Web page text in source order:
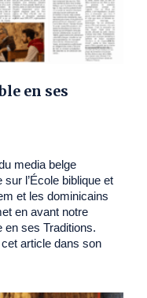
en ses
media belge
l’École biblique et
et les dominicains
en avant notre
en ses Traditions.
article dans son